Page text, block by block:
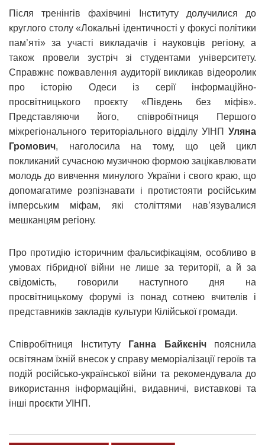
Після тренінгів фахівчині Інституту долучилися до
круглого столу «Локальні ідентичності у фокусі політики
пам’яті» за участі викладачів і науковців регіону, а
також провели зустріч зі студентами університету.
Справжнє пожвавлення аудиторії викликав відеоролик
про історію Одеси із серії інформаційно-
просвітницького проєкту «Південь без міфів».
Представляючи його, співробітниця Першого
міжрегіонального територіального відділу УІНП Уляна
Громович, наголосила на тому, що цей цикл
покликаний сучасною музичною формою зацікавлювати
молодь до вивчення минулого України і свого краю, що
допомагатиме розпізнавати і протистояти російським
імперським міфам, які століттями нав’язувалися
мешканцям регіону.
Про протидію історичним фальсифікаціям, особливо в
умовах гібридної війни не лише за території, а й за
свідомість, говорили наступного дня на
просвітницькому форумі із понад сотнею вчителів і
представників закладів культури Кілійської громади.
Співробітниця Інституту Ганна Байкєніч пояснила
освітянам їхній внесок у справу меморіалізації героїв та
подій російсько-української війни та рекомендувала до
використання інформаційні, видавничі, виставкові та
інші проєкти УІНП.